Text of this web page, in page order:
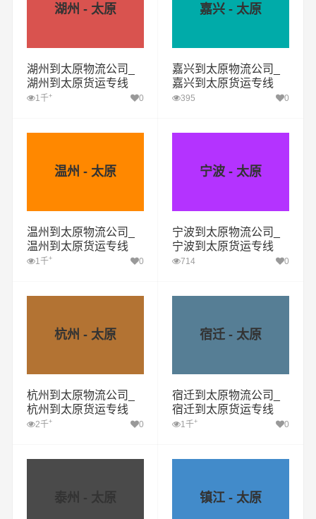
湖州 - 太原
湖州到太原物流公司_
湖州到太原货运专线
1千+ 0
嘉兴 - 太原
嘉兴到太原物流公司_
嘉兴到太原货运专线
395 0
温州 - 太原
温州到太原物流公司_
温州到太原货运专线
1千+ 0
宁波 - 太原
宁波到太原物流公司_
宁波到太原货运专线
714 0
杭州 - 太原
杭州到太原物流公司_
杭州到太原货运专线
2千+ 0
宿迁 - 太原
宿迁到太原物流公司_
宿迁到太原货运专线
1千+ 0
泰州 - 太原 镇江 - 太原